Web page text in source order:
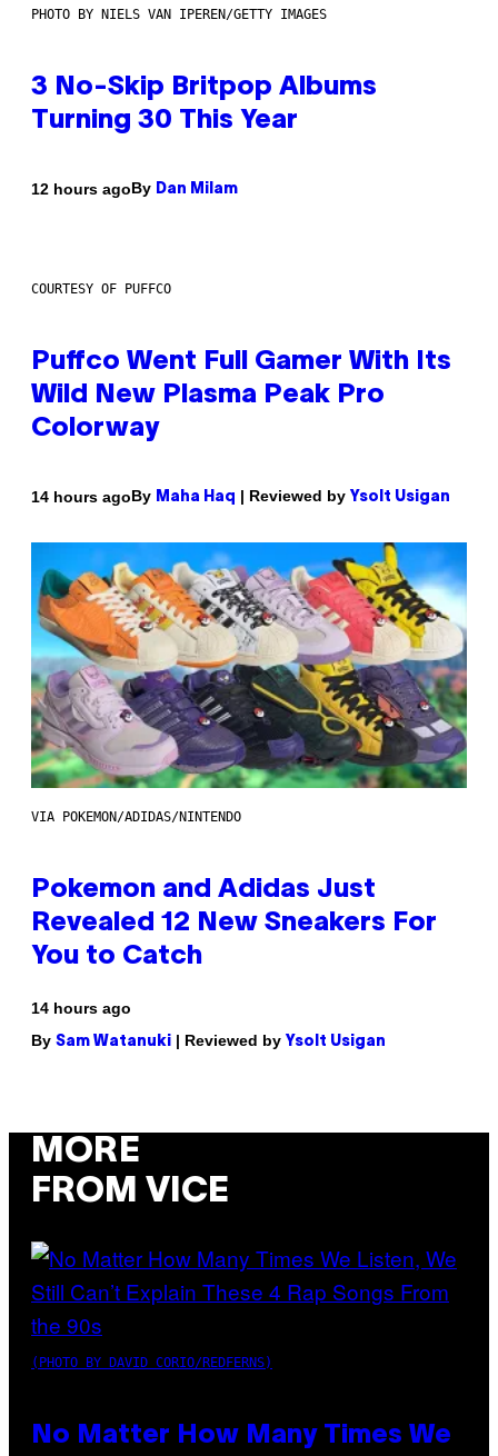
PHOTO BY NIELS VAN IPEREN/GETTY IMAGES
3 No-Skip Britpop Albums
Turning 30 This Year
12 hours agoBy Dan Milam
COURTESY OF PUFFCO
Puffco Went Full Gamer With Its
Wild New Plasma Peak Pro
Colorway
14 hours agoBy Maha Haq | Reviewed by Ysolt Usigan
VIA POKEMON/ADIDAS/NINTENDO
Pokemon and Adidas Just
Revealed 12 New Sneakers For
You to Catch
14 hours ago
By Sam Watanuki | Reviewed by Ysolt Usigan
MORE
FROM VICE
(PHOTO BY DAVID CORIO/REDFERNS)
No Matter How Many Times We